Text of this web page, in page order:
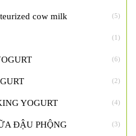
cow milk (5)
(1)
(6)
(2)
YOGURT (4)
ĐẬU PHỘNG (3)